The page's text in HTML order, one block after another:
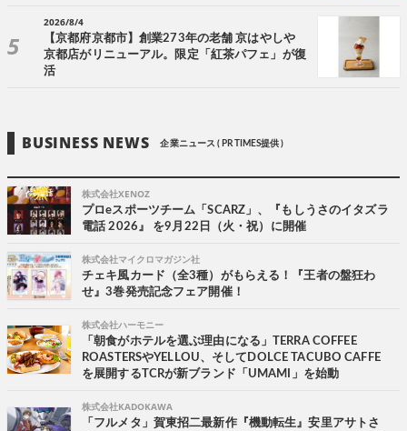
2026/8/4
【京都府京都市】創業273年の老舗 京はやしや
京都店がリニューアル。限定「紅茶パフェ」が復
活
BUSINESS NEWS 企業ニュース ( PR TIMES提供 )
株式会社XENOZ
プロeスポーツチーム「SCARZ」、『もしうさのイタズラ
電話 2026』 を9月22日（火・祝）に開催
株式会社マイクロマガジン社
チェキ風カード（全3種）がもらえる！『王者の盤狂わ
せ』3巻発売記念フェア開催！
株式会社ハーモニー
「朝食がホテルを選ぶ理由になる」TERRA COFFEE
ROASTERSやYELLOU、そしてDOLCE TACUBO CAFFE
を展開するTCRが新ブランド「UMAMI」を始動
株式会社KADOKAWA
「フルメタ」賀東招二最新作『機動転生』安里アサトさ